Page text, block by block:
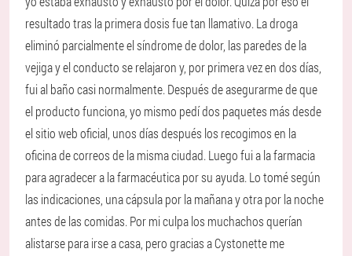
resultado tras la primera dosis fue tan llamativo. La droga
eliminó parcialmente el síndrome de dolor, las paredes de la
vejiga y el conducto se relajaron y, por primera vez en dos días,
fui al baño casi normalmente. Después de asegurarme de que
el producto funciona, yo mismo pedí dos paquetes más desde
el sitio web oficial, unos días después los recogimos en la
oficina de correos de la misma ciudad. Luego fui a la farmacia
para agradecer a la farmacéutica por su ayuda. Lo tomé según
las indicaciones, una cápsula por la mañana y otra por la noche
antes de las comidas. Por mi culpa los muchachos querían
alistarse para irse a casa, pero gracias a Cystonette me